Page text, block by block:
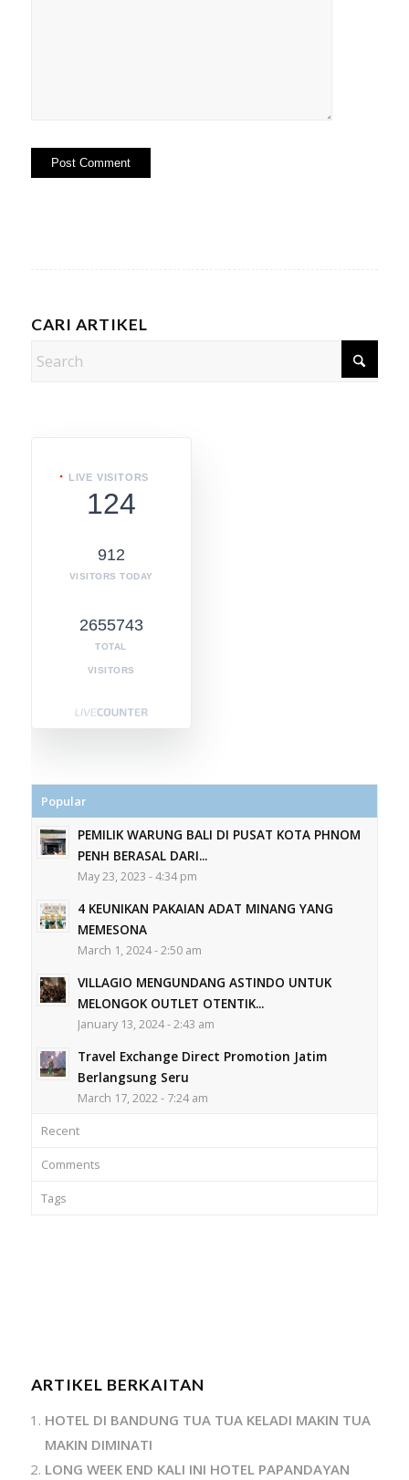
CARI ARTIKEL
LIVE VISITORS
124
912
VISITORS TODAY
2655743
TOTAL
VISITORS
Popular
PEMILIK WARUNG BALI DI PUSAT KOTA PHNOM
PENH BERASAL DARI...
May 23, 2023 - 4:34 pm
4 KEUNIKAN PAKAIAN ADAT MINANG YANG
MEMESONA
March 1, 2024 - 2:50 am
VILLAGIO MENGUNDANG ASTINDO UNTUK
MELONGOK OUTLET OTENTIK...
January 13, 2024 - 2:43 am
Travel Exchange Direct Promotion Jatim
Berlangsung Seru
March 17, 2022 - 7:24 am
Recent
Comments
Tags
ARTIKEL BERKAITAN
HOTEL DI BANDUNG TUA TUA KELADI MAKIN TUA
MAKIN DIMINATI
LONG WEEK END KALI INI HOTEL PAPANDAYAN